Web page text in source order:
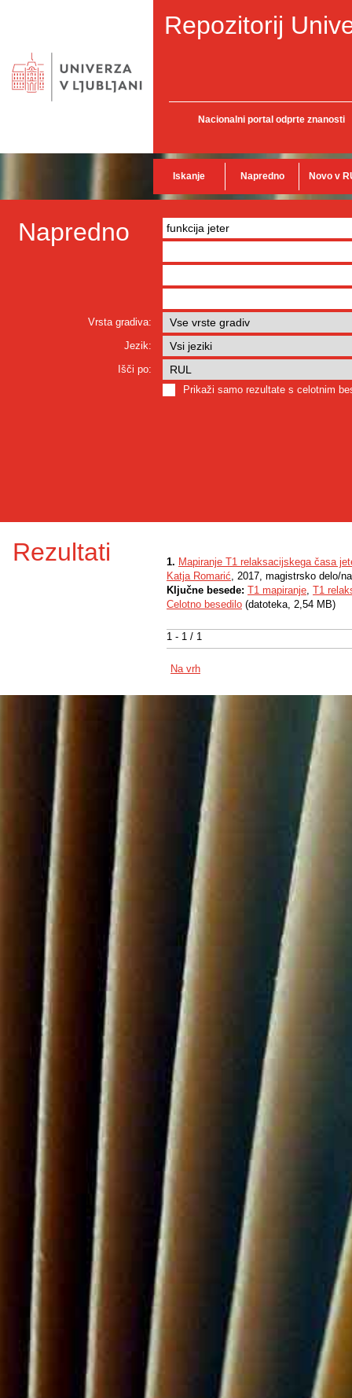
Repozitorij
Nacionalni portal odprte znanosti
Iskanje Napredno Novo v
Napredno
Vrsta gradiva:
Jezik:
Išči po:
Prikaži samo rezultate s celotnim
Rezultati
1 - 1 / 1
1. Mapiranje T1 relaksacijskega časa
Katja Romarić, 2017, magistrsko delo/
Ključne besede: T1 mapiranje, T1
Celotno besedilo (datoteka, 2,54 MB)
Na vrh